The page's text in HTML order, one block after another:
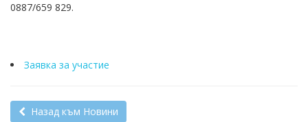
0887/659 829.
Заявка за участие
Назад към Новини